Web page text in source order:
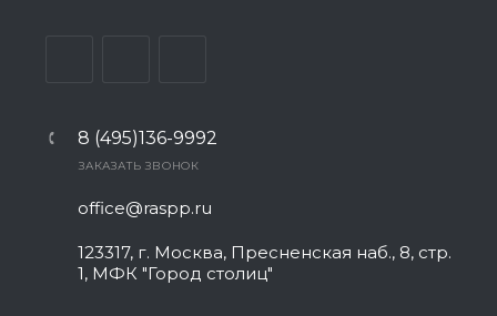
8 (495)136-9992
ЗАКАЗАТЬ ЗВОНОК
office@raspp.ru
123317, г. Москва, Пресненская наб., 8, стр.
1, МФК "Город столиц"